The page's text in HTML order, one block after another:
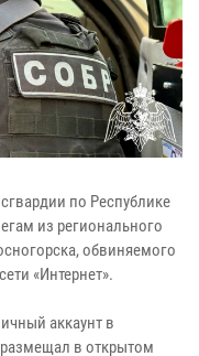
по Республике
из регионального
обвиняемого
«Интернет».
аккаунт в
в открытом